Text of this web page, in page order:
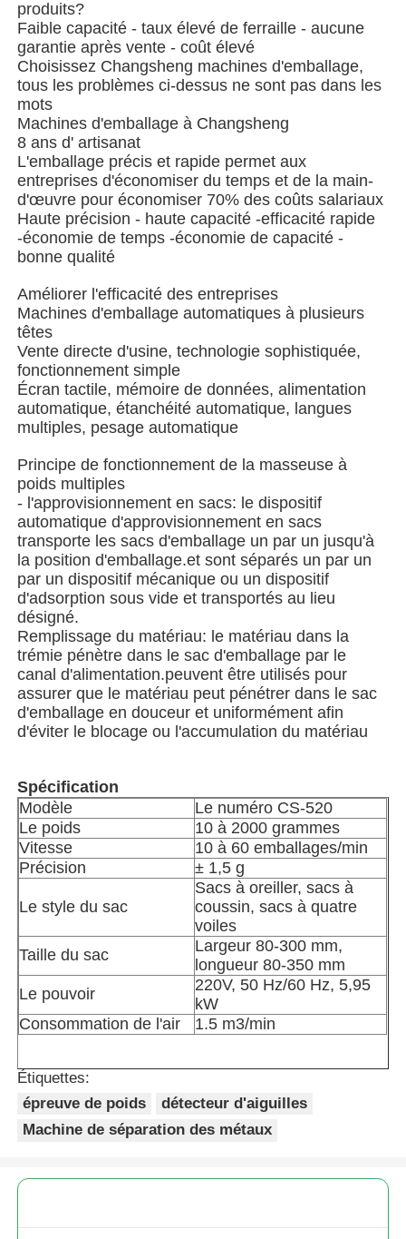
Machine à emballer à plusieurs voies
Machine déshydratante de machine à mettre sous
Machine à compter les cartes
Machines d'emballage
machine de remplissage
machine de boulette
machine à emballer de sac de maille
Machine à emballer verticale
Machine à emballer horizontale
Machine d'emballage à comptage visuel
Machine à emballer des poids à plusieurs têtes
Machine d'emballage de poudre
Autre appareil
Services de transformation des emballages
Ligne de production spécialisée
produits?
Faible capacité - taux élevé de ferraille - aucune
garantie après vente - coût élevé
Choisissez Changsheng machines d'emballage,
tous les problèmes ci-dessus ne sont pas dans les
mots
Machines d'emballage à Changsheng
8 ans d' artisanat
L'emballage précis et rapide permet aux
entreprises d'économiser du temps et de la main-
d'œuvre pour économiser 70% des coûts salariaux
Haute précision - haute capacité -efficacité rapide
-économie de temps -économie de capacité -
bonne qualité
Améliorer l'efficacité des entreprises
Machines d'emballage automatiques à plusieurs
têtes
Vente directe d'usine, technologie sophistiquée,
fonctionnement simple
Écran tactile, mémoire de données, alimentation
automatique, étanchéité automatique, langues
multiples, pesage automatique
Principe de fonctionnement de la masseuse à
poids multiples
- l'approvisionnement en sacs: le dispositif
automatique d'approvisionnement en sacs
transporte les sacs d'emballage un par un jusqu'à
la position d'emballage.et sont séparés un par un
par un dispositif mécanique ou un dispositif
d'adsorption sous vide et transportés au lieu
désigné.
Remplissage du matériau: le matériau dans la
trémie pénètre dans le sac d'emballage par le
canal d'alimentation.peuvent être utilisés pour
assurer que le matériau peut pénétrer dans le sac
d'emballage en douceur et uniformément afin
d'éviter le blocage ou l'accumulation du matériau
Spécification
Modèle
Le numéro CS-520
Le poids
10 à 2000 grammes
Vitesse
10 à 60 emballages/min
Précision
± 1,5 g
Le style du sac
Sacs à oreiller, sacs à
coussin, sacs à quatre
voiles
Taille du sac
Largeur 80-300 mm,
longueur 80-350 mm
Le pouvoir
220V, 50 Hz/60 Hz, 5,95
kW
Consommation de l'air
1.5 m3/min
Étiquettes:
épreuve de poids
détecteur d'aiguilles
Machine de séparation des métaux